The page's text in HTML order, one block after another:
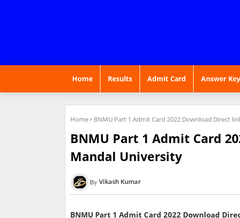
Home Results Admit Card Answer Key
Home BNMU Part 1 Admit Card 2022 Download Direct
BNMU Part 1 Admit Card
Mandal University
Vikash Kumar
BNMU Part 1 Admit Card 2022 Download